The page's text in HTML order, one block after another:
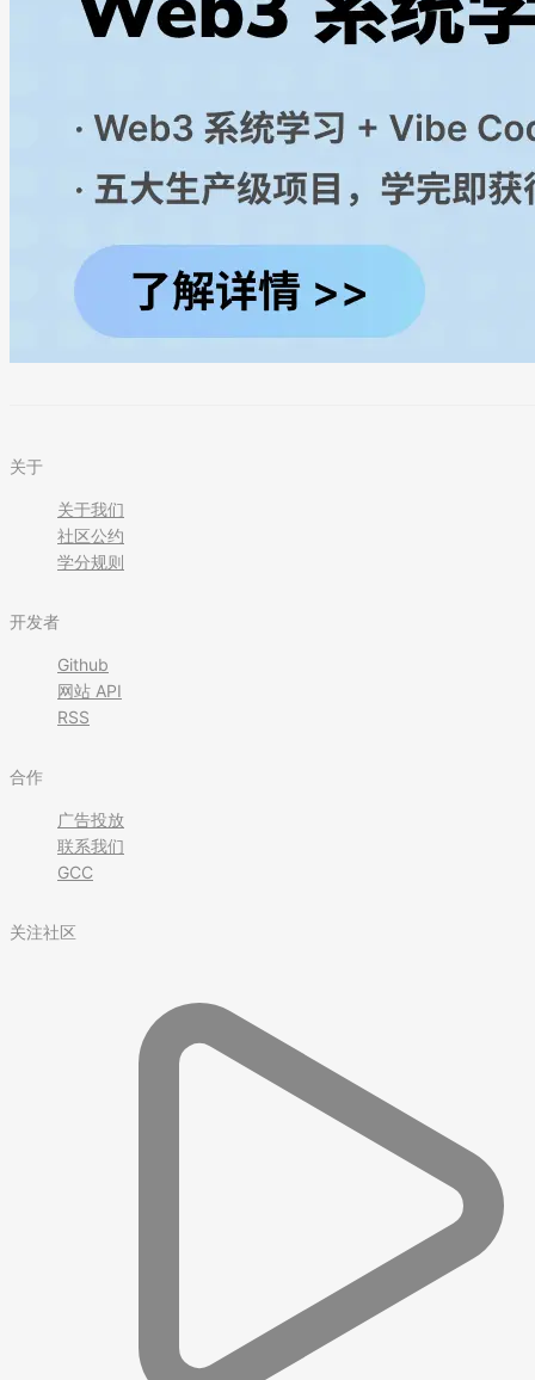
关于
关于我们
社区公约
学分规则
开发者
Github
网站 API
RSS
合作
广告投放
联系我们
GCC
关注社区